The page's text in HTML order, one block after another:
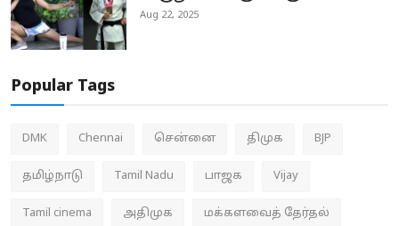
Aug 22, 2025
Popular Tags
DMK Chennai சென்னை திமுக BJP
தமிழ்நாடு Tamil Nadu பாஜக Vijay
Tamil cinema அதிமுக மக்களவைத் தேர்தல்